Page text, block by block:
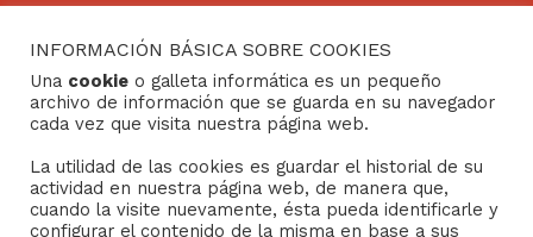
CONTACTO
Consejo General de Hermandades y Cofradías de la
ciudad de Sevilla
C/ San Gregorio 26. 41004- Sevilla
(+34) 954 21 59 27
boletin@hermandades-de-sevilla.org
INFORMACIÓN BÁSICA SOBRE COOKIES
Una cookie o galleta informática es un pequeño
archivo de información que se guarda en su navegador
cada vez que visita nuestra página web.
La utilidad de las cookies es guardar el historial de su
actividad en nuestra página web, de manera que,
cuando la visite nuevamente, ésta pueda identificarle y
configurar el contenido de la misma en base a sus